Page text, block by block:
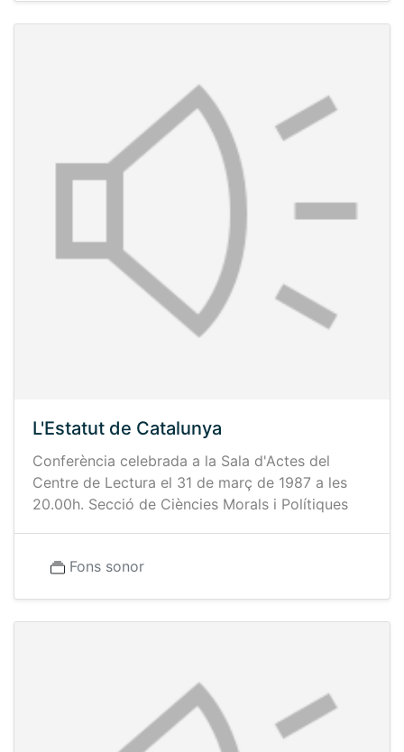
L'Estatut de Catalunya
Conferència celebrada a la Sala d'Actes del
Centre de Lectura el 31 de març de 1987 a les
20.00h. Secció de Ciències Morals i Polítiques
Fons sonor